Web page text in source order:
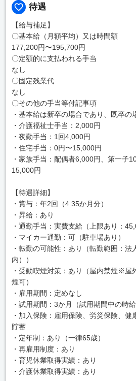
待遇
【給与補足】
〇基本給（月額平均）又は時間額
177,200円〜195,700円
〇定額的に支払われる手当
なし
〇固定残業代
なし
〇その他の手当等付記事項
・基本給は新卒の場合であり、既卒の
・介護福祉士手当：2,000円
・夜勤手当：1回4,000円
・住宅手当：0円〜15,000円
・家族手当：配偶者6,000円、第一子
15,000円
【待遇詳細】
・賞与：年2回（4.35か月分）
・昇給：あり
・通勤手当：実費支給（上限あり：
・マイカー通勤：可（駐車場あり）
・転勤の可能性：あり（転勤範囲：法
内））
・受動喫煙対策：あり（屋内禁煙※屋
煙可）
・雇用期間：定めなし
・試用期間：3か月（試用期間中の時給
・加入保険：雇用保険、労災保険、
貯蓄
・定年制：あり（一律65歳）
・再雇用制度：あり
・育児休業取得実績：あり
・介護休業取得実績：あり